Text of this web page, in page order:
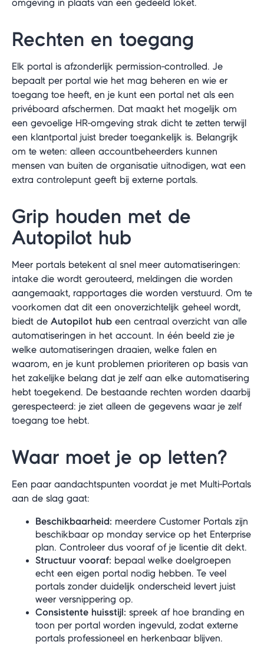
omgeving in plaats van een gedeeld loket.
Rechten en toegang
Elk portal is afzonderlijk permission-controlled. Je
bepaalt per portal wie het mag beheren en wie er
toegang toe heeft, en je kunt een portal net als een
privéboard afschermen. Dat maakt het mogelijk om
een gevoelige HR-omgeving strak dicht te zetten terwijl
een klantportal juist breder toegankelijk is. Belangrijk
om te weten: alleen accountbeheerders kunnen
mensen van buiten de organisatie uitnodigen, wat een
extra controlepunt geeft bij externe portals.
Grip houden met de
Autopilot hub
Meer portals betekent al snel meer automatiseringen:
intake die wordt gerouteerd, meldingen die worden
aangemaakt, rapportages die worden verstuurd. Om te
voorkomen dat dit een onoverzichtelijk geheel wordt,
biedt de Autopilot hub een centraal overzicht van alle
automatiseringen in het account. In één beeld zie je
welke automatiseringen draaien, welke falen en
waarom, en je kunt problemen prioriteren op basis van
het zakelijke belang dat je zelf aan elke automatisering
hebt toegekend. De bestaande rechten worden daarbij
gerespecteerd: je ziet alleen de gegevens waar je zelf
toegang toe hebt.
Waar moet je op letten?
Een paar aandachtspunten voordat je met Multi-Portals
aan de slag gaat:
Beschikbaarheid: meerdere Customer Portals zijn
beschikbaar op monday service op het Enterprise
plan. Controleer dus vooraf of je licentie dit dekt.
Structuur vooraf: bepaal welke doelgroepen
echt een eigen portal nodig hebben. Te veel
portals zonder duidelijk onderscheid levert juist
weer versnippering op.
Consistente huisstijl: spreek af hoe branding en
toon per portal worden ingevuld, zodat externe
portals professioneel en herkenbaar blijven.